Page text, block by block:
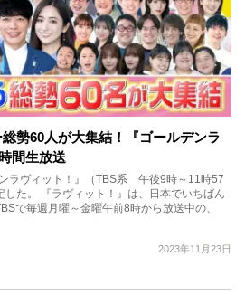
勢60人が大集結！『ゴールデンラ
間生放送
ラヴィット！』（TBS系 午後9時～11時57
た。 『ラヴィット！』は、日本でいちばん
で毎週月曜～金曜午前8時から放送中の、
2023年11月23日